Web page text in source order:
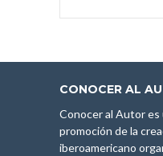
CONOCER AL
Conocer al Autor
promoción de la
iberoamericano